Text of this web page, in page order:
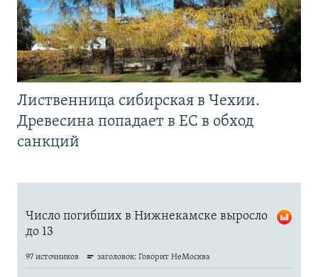
Лиственница сибирская в Чехии.
Древесина попадает в ЕС в обход
санкций